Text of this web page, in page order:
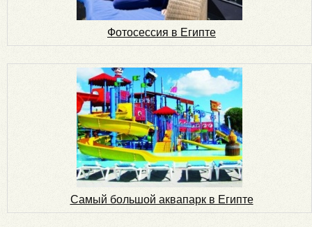
Фотосессия в Египте
Самый большой аквапарк в Египте